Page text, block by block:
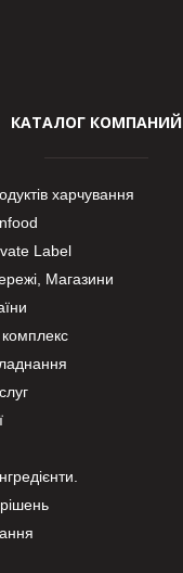
КАТАЛОГ КОМПАНИЙ
харчування
Label
Магазини